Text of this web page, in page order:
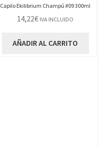
Capilo Ekilibrium Champú #09 300ml
14,22€ IVA INCLUIDO
AÑADIR AL CARRITO